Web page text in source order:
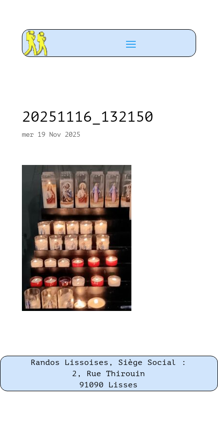
20251116_132150
mer 19 Nov 2025
Randos Lissoises, Siège Social :
2, Rue Thirouin
91090 Lisses